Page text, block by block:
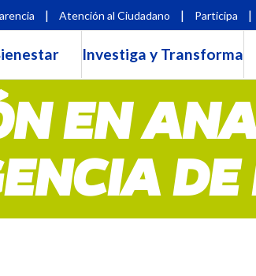
| Atención al Ciudadano | Participa |
Investiga y Transforma
EN
DE